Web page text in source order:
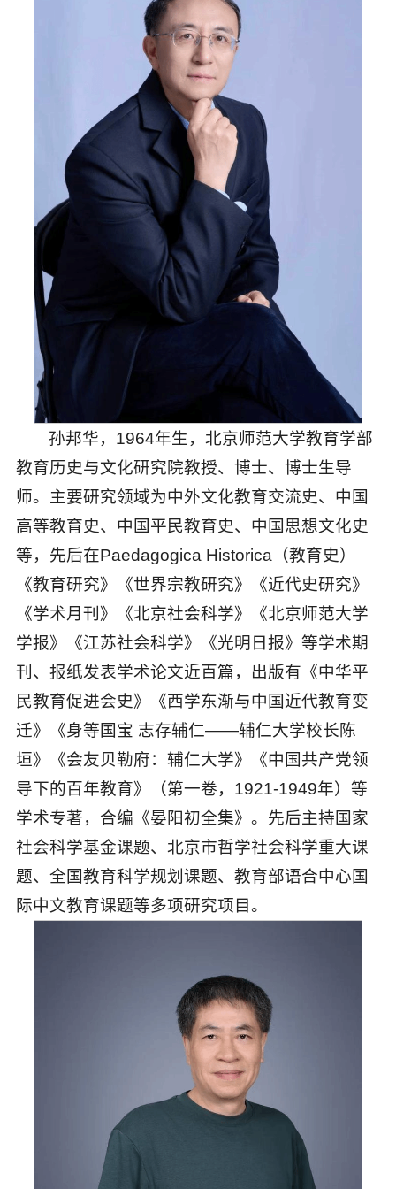
孙邦华， 1964年生，北京师范大学教育学部
教育历史与文化研究院教授、博士、博士生导
师。主要研究领域为中外文化教育交流史、中国
高等教育史、中国平民教育史、中国思想文化史
等，先后在Paedagogica Historica（教育史）
《教育研究》《世界宗教研究》《近代史研究》
《学术月刊》《北京社会科学》《北京师范大学
学报》《江苏社会科学》《光明日报》等学术期
刊、报纸发表学术论文近百篇，出版有《中华平
民教育促进会史》《西学东渐与中国近代教育变
迁》《身等国宝 志存辅仁——辅仁大学校长陈
垣》《会友贝勒府：辅仁大学》《中国共产党领
导下的百年教育》（第一卷，1921-1949年）等
学术专著，合编《晏阳初全集》。先后主持国家
社会科学基金课题、北京市哲学社会科学重大课
题、全国教育科学规划课题、教育部语合中心国
际中文教育课题等多项研究项目。